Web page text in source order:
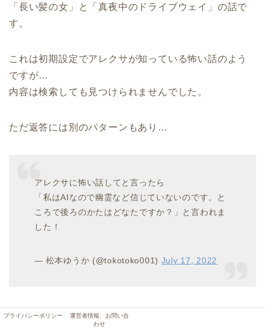
「長い髪の女」と「真夜中のドライブウェイ」の話で
す。
これは初期設定でアレクサが知っている怖い話のよう
ですが…
内容は検索しても見つけられませんでした。
ただ返答には別のパターンもあり…
アレクサに怖い話してと言ったら
「私はAIなので幽霊など信じていないのです。と
ころで後ろのかたはどなたですか？」と言われま
した！
— 松本ゆうか (@tokotoko001) July 17, 2022
幽霊は信じないけど、後ろに人が見える…
プライバシーポリシー
運営者情報、お問い合
わせ